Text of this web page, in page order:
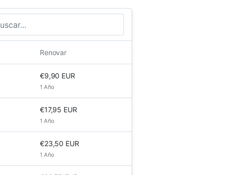
Renovar
€9,90 EUR
1 Año
€17,95 EUR
1 Año
€23,50 EUR
1 Año